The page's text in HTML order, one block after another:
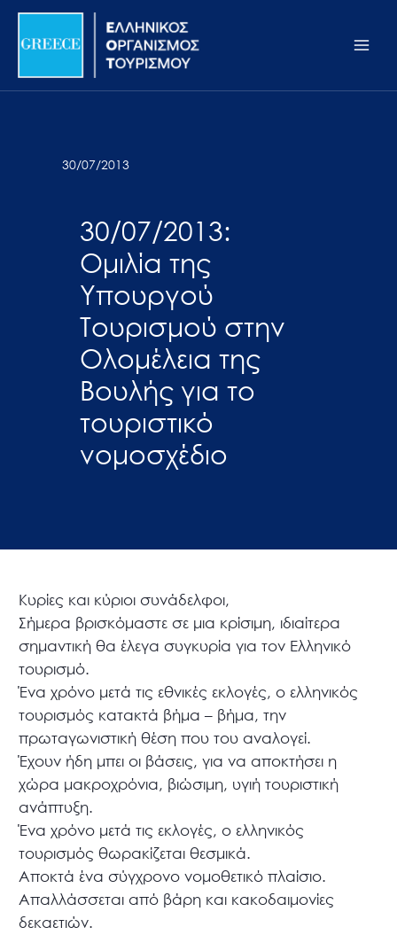
Σημείωση:
ιστότοπος
προσβασιμότητας.
Μετάβαση
περιεχόμενο
30/07/2013
30/07/2013:
Ομιλία της
Υπουργού
Τουρισμού στην
Ολομέλεια της
Βουλής για το
τουριστικό
νομοσχέδιο
Κυρίες και κύριοι συνάδελφοι,
Σήμερα βρισκόμαστε σε μια κρίσιμη, ιδιαίτερα
σημαντική θα έλεγα συγκυρία για τον Ελληνικό
τουρισμό.
Ένα χρόνο μετά τις εθνικές εκλογές, ο ελληνικός
τουρισμός κατακτά βήμα – βήμα, την
πρωταγωνιστική θέση που του αναλογεί.
Έχουν ήδη μπει οι βάσεις, για να αποκτήσει η
χώρα μακροχρόνια, βιώσιμη, υγιή τουριστική
ανάπτυξη.
Ένα χρόνο μετά τις εκλογές, ο ελληνικός
τουρισμός θωρακίζεται θεσμικά.
Αποκτά ένα σύγχρονο νομοθετικό πλαίσιο.
Απαλλάσσεται από βάρη και κακοδαιμονίες
δεκαετιών.